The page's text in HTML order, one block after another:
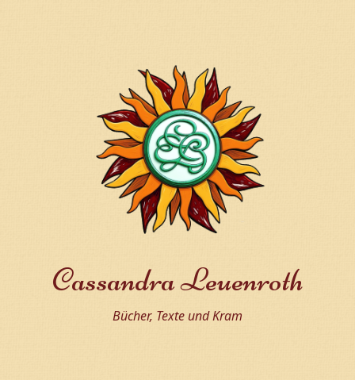
Cassandra Leuenroth
Bücher, Texte und Kram